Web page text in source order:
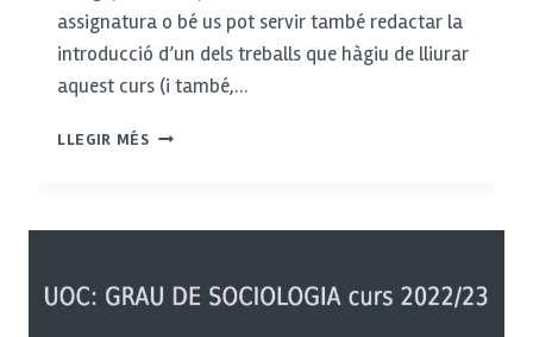
assignatura o bé us pot servir també redactar la
introducció d’un dels treballs que hàgiu de lliurar
aquest curs (i també,…
LLEGIR MÉSLES
ACADÈMIC